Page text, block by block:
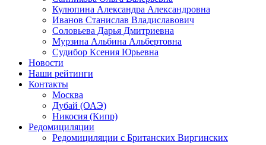
Кулюпина Александра Александровна
Иванов Станислав Владиславович
Соловьева Дарья Дмитриевна
Мурзина Альбина Альбертовна
Судибор Ксения Юрьевна
Новости
Наши рейтинги
Контакты
Москва
Дубай (ОАЭ)
Никосия (Кипр)
Редомициляции
Редомициляции с Британских Виргинских